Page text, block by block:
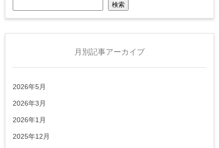
検索
月別記事アーカイブ
2026年5月
2026年3月
2026年1月
2025年12月